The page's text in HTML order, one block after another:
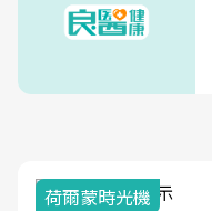
荷爾蒙時光機